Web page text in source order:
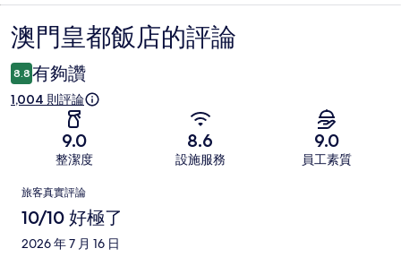
評
論
澳門皇都飯店的評論
8.8 有夠讚
1,004 則評論
9.0
整潔度
8.6
設施服務
9.0
員工素質
評
論
旅客真實評論
10/10 好極了
2026 年 7 月 16 日